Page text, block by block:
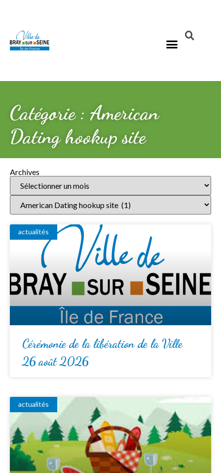
Catégorie : American
Dating hookup site
Archives
actualités
Cérémonie de la libération de la Ville
26 août 2026
actualités